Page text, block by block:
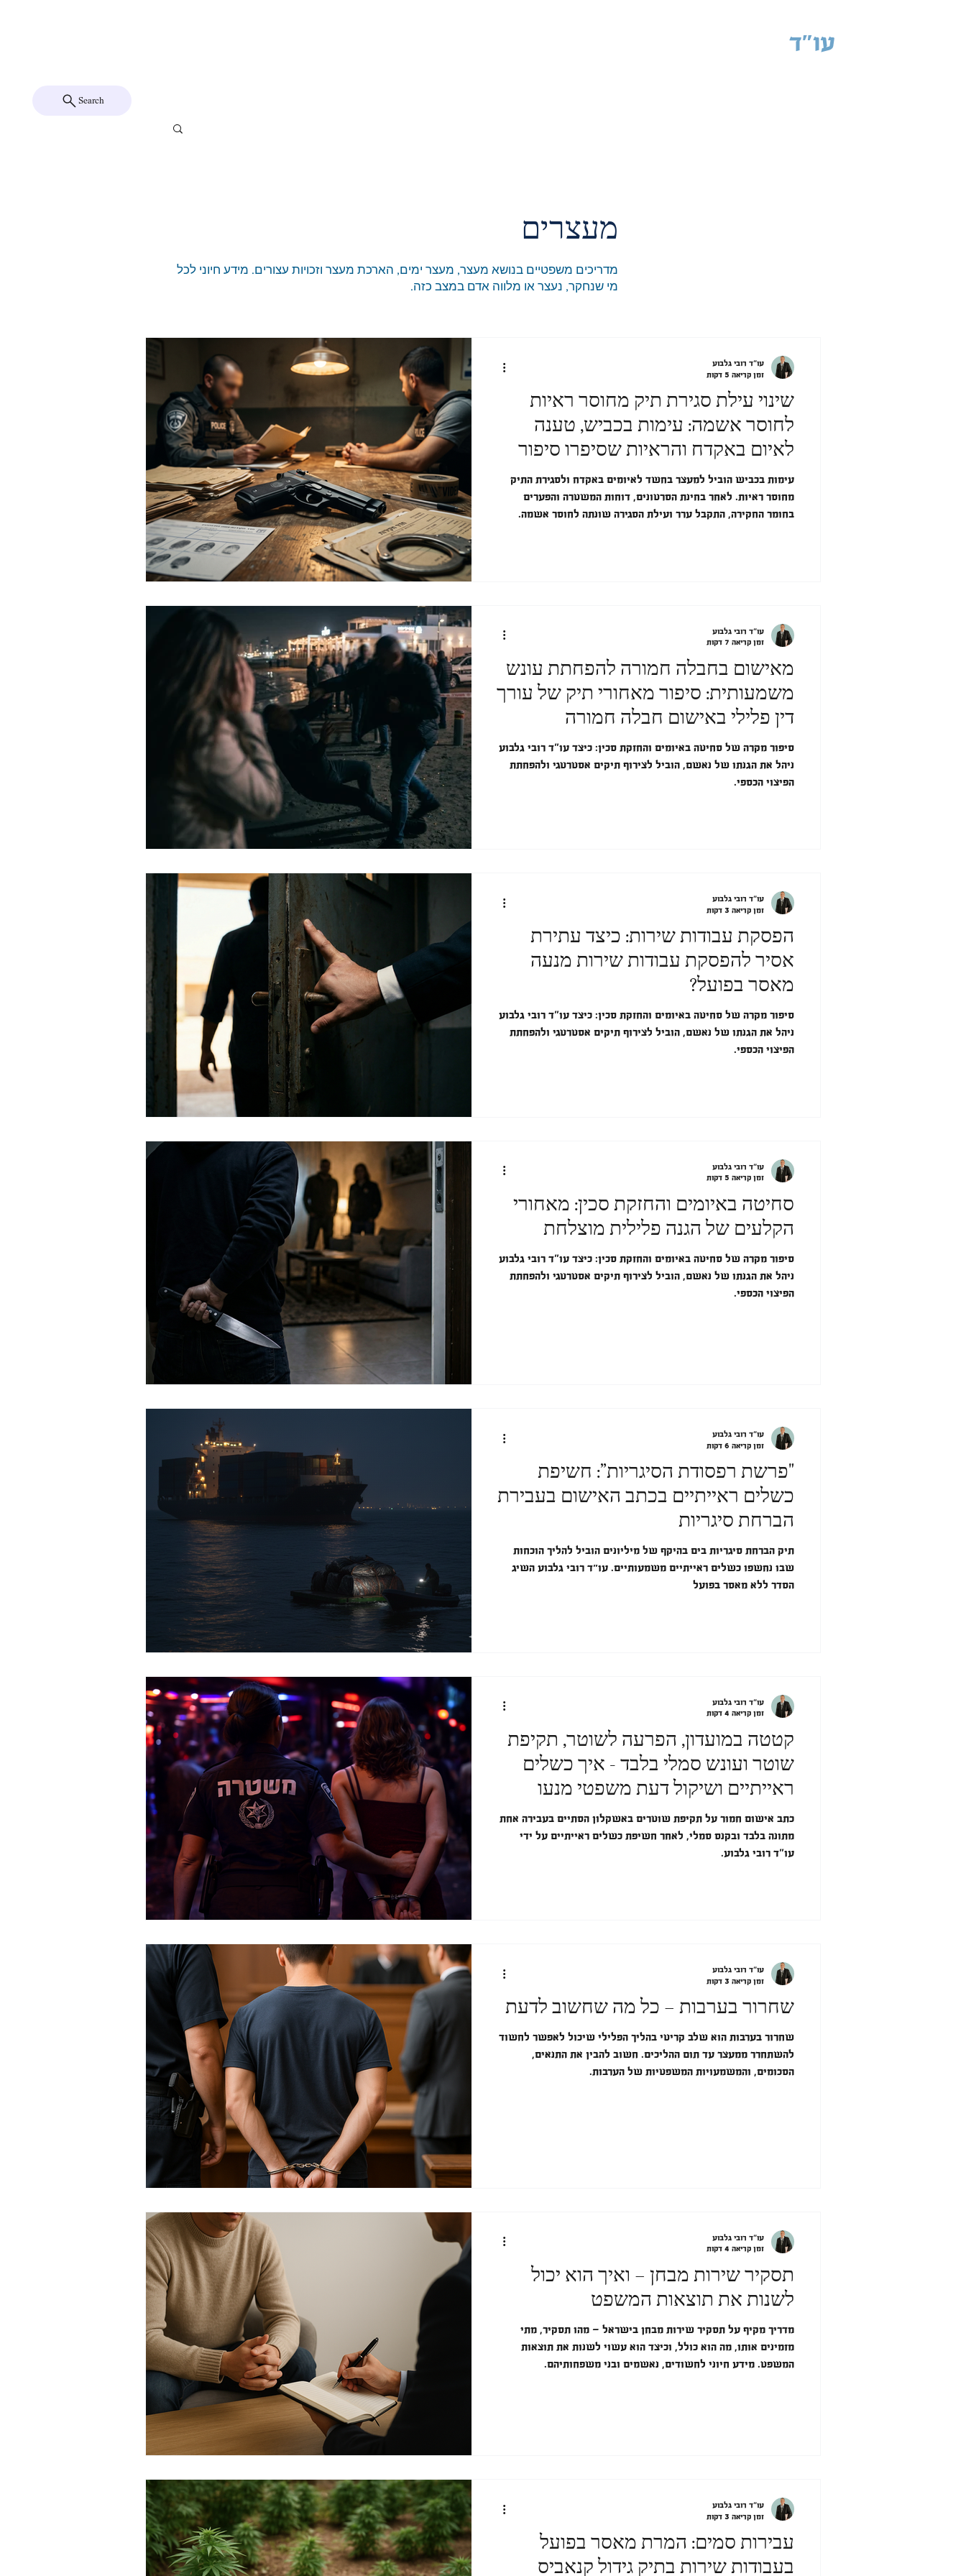
עו"ד
Search
מעצרים
מדריכים משפטיים בנושא מעצר, מעצר ימים, הארכת מעצר וזכויות עצורים. מידע חיוני לכל
מי שנחקר, נעצר או מלווה אדם במצב כזה.
שינוי עילת סגירת תיק מחוסר ראיות
לחוסר אשמה: עימות בכביש, טענה
לאיום באקדח והראיות שסיפרו סיפור
אחר
עימות בכביש הוביל למעצר בחשד לאיומים באקדח ולסגירת התיק
מחוסר ראיות. לאחר בחינת הסרטונים, דוחות המשטרה והפערים
בחומר החקירה, התקבל ערר ועילת הסגירה שונתה לחוסר אשמה.
עו"ד רובי גלבוע
זמן קריאה 5 דקות
מאישום בחבלה חמורה להפחתת עונש
משמעותית: סיפור מאחורי תיק של עורך
דין פלילי באישום חבלה חמורה
סיפור מקרה של סחיטה באיומים והחזקת סכין: כיצד עו"ד רובי גלבוע
ניהל את הגנתו של נאשם, הוביל לצירוף תיקים אסטרטגי ולהפחתת
הפיצוי הכספי.
עו"ד רובי גלבוע
זמן קריאה 7 דקות
הפסקת עבודות שירות: כיצד עתירת
אסיר להפסקת עבודות שירות מנעה
מאסר בפועל?
סיפור מקרה של סחיטה באיומים והחזקת סכין: כיצד עו"ד רובי גלבוע
ניהל את הגנתו של נאשם, הוביל לצירוף תיקים אסטרטגי ולהפחתת
הפיצוי הכספי.
עו"ד רובי גלבוע
זמן קריאה 3 דקות
סחיטה באיומים והחזקת סכין: מאחורי
הקלעים של הגנה פלילית מוצלחת
סיפור מקרה של סחיטה באיומים והחזקת סכין: כיצד עו"ד רובי גלבוע
ניהל את הגנתו של נאשם, הוביל לצירוף תיקים אסטרטגי ולהפחתת
הפיצוי הכספי.
עו"ד רובי גלבוע
זמן קריאה 5 דקות
"פרשת רפסודת הסיגריות”: חשיפת
כשלים ראייתיים בכתב האישום בעבירת
הברחת סיגריות
תיק הברחת סיגריות בים בהיקף של מיליונים הוביל להליך הוכחות
שבו נחשפו כשלים ראייתיים משמעותיים. עו״ד רובי גלבוע השיג
הסדר ללא מאסר בפועל
עו"ד רובי גלבוע
זמן קריאה 6 דקות
קטטה במועדון, הפרעה לשוטר, תקיפת
שוטר ועונש סמלי בלבד - איך כשלים
ראייתיים ושיקול דעת משפטי מנעו
הרשעה חמורה
כתב אישום חמור על תקיפת שוטרים באשקלון הסתיים בעבירה אחת
מתונה בלבד ובקנס סמלי, לאחר חשיפת כשלים ראייתיים על ידי
עו"ד רובי גלבוע.
עו"ד רובי גלבוע
זמן קריאה 4 דקות
שחרור בערבות – כל מה שחשוב לדעת
שחרור בערבות הוא שלב קריטי בהליך הפלילי שיכול לאפשר לחשוד
להשתחרר ממעצר עד תום ההליכים. חשוב להבין את התנאים,
הסכומים, והמשמעויות המשפטיות של הערבות.
עו"ד רובי גלבוע
זמן קריאה 3 דקות
תסקיר שירות מבחן – ואיך הוא יכול
לשנות את תוצאות המשפט
מדריך מקיף על תסקיר שירות מבחן בישראל — מהו תסקיר, מתי
מזמינים אותו, מה הוא כולל, וכיצד הוא עשוי לשנות את תוצאות
המשפט. מידע חיוני לחשודים, נאשמים ובני משפחותיהם.
עו"ד רובי גלבוע
זמן קריאה 4 דקות
עבירות סמים: המרת מאסר בפועל
בעבודות שירות בתיק גידול קנאביס
עו"ד רובי גלבוע
זמן קריאה 3 דקות